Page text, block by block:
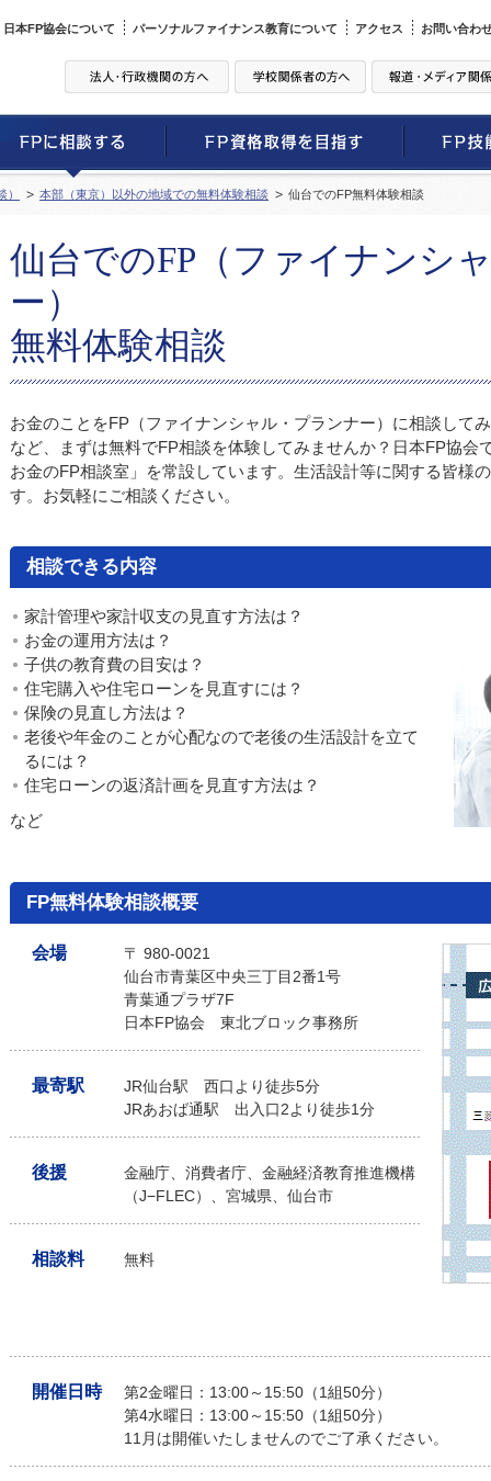
日本FP協会について パーソナルファイナンス教育について アクセス お問い合わ
本部（東京）以外の地域での無料体験相談 仙台でのFP無料体験相談
仙台でのFP（ファイナンシ
ー）
無料体験相談
お金のことをFP（ファイナンシャル・プランナー）に相談して
など、まずは無料でFP相談を体験してみませんか？日本FP協会
お金のFP相談室」を常設しています。生活設計等に関する皆様
す。お気軽にご相談ください。
相談できる内容
家計管理や家計収支の見直す方法は？
お金の運用方法は？
子供の教育費の目安は？
住宅購入や住宅ローンを見直すには？
保険の見直し方法は？
老後や年金のことが心配なので老後の生活設計を立て
るには？
住宅ローンの返済計画を見直す方法は？
など
FP無料体験相談概要
会場
〒 980-0021
仙台市青葉区中央三丁目2番1号
青葉通プラザ7F
日本FP協会 東北ブロック事務所
最寄駅
JR仙台駅 西口より徒歩5分
JRあおば通駅 出入口2より徒歩1分
後援
金融庁、消費者庁、金融経済教育推進機構
（J−FLEC）、宮城県、仙台市
相談料 無料
開催日時
第2金曜日：13:00～15:50（1組50分）
第4水曜日：13:00～15:50（1組50分）
11月は開催いたしませんのでご了承ください。